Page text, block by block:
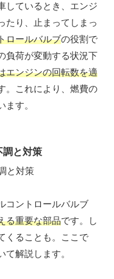
しているとき、エンジ
たり、止まってしまっ
ロールバルブの役割で
負荷が変動する状況下
エンジンの回転数を適
。これにより、燃費の
す。
調と対策
コントロールバルブ
る重要な部品です。し
くることも。ここで
解説します。